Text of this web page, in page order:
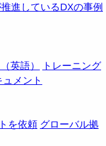
進しているDXの事例
英語）
トレーニング
ュメント
を依頼 グローバル拠